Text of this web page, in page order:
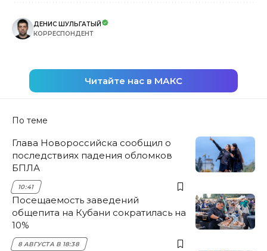
ДЕНИС ШУЛЬГАТЫЙ
КОРРЕСПОНДЕНТ
Читайте нас в МАКС
По теме
Глава Новороссийска сообщил о
последствиях падения обломков
БПЛА
10:41
Посещаемость заведений
общепита на Кубани сократилась на
10%
8 АВГУСТА В 18:38